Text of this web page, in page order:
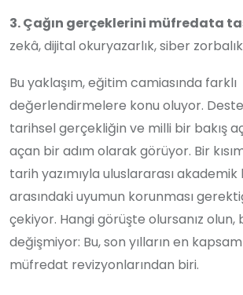
3. Çağın gerçeklerini müfredata
zekâ, dijital okuryazarlık, siber
Bu yaklaşım, eğitim camiasında farklı
değerlendirmelere konu oluyor.
tarihsel gerçekliğin ve milli bir bakış
açan bir adım olarak görüyor. Bir
tarih yazımıyla uluslararası
arasındaki uyumun korunması
çekiyor. Hangi görüşte olursanız olun,
değişmiyor: Bu, son yılların en
müfredat revizyonlarından biri.